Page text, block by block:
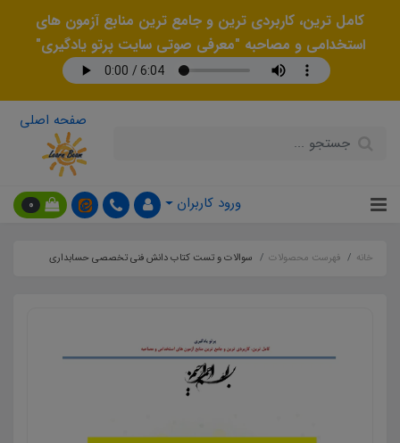
کامل ترین، کاربردی ترین و جامع ترین منابع آزمون های
استخدامی و مصاحبه "معرفی صوتی سایت پرتو یادگیری"
صفحه اصلی
ورود کاربران 0
خانه فهرست محصولات سوالات و تست کتاب دانش فنی تخصصی حسابداری